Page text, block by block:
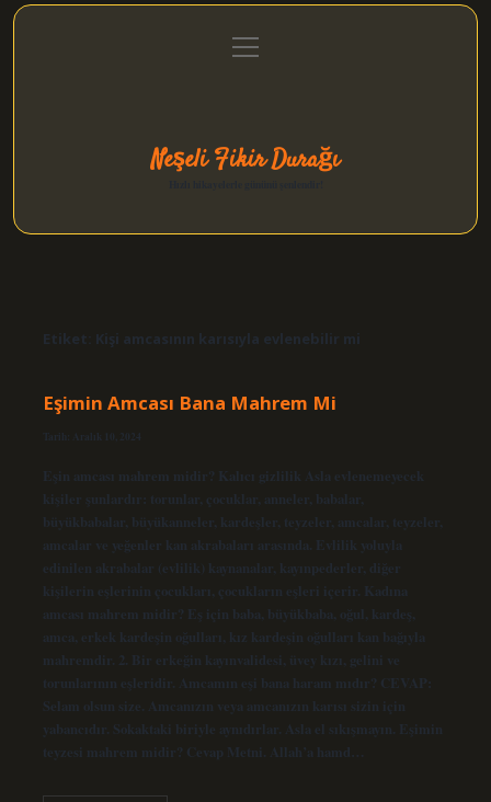
Gizlilik Politikası
menüyü
aç
Neşeli Fikir Durağı
Etiket: Kişi amcasının karısıyla evlenebilir mi
Eşimin Amcası Bana Mahrem Mi
Tarih: Aralık 10, 2024
Eşin amcası mahrem midir? Kalıcı gizlilik Asla evlenemeyecek
kişiler şunlardır: torunlar, çocuklar, anneler, babalar,
büyükbabalar, büyükanneler, kardeşler, teyzeler, amcalar, teyzeler,
amcalar ve yeğenler kan akrabaları arasında. Evlilik yoluyla
edinilen akrabalar (evlilik) kaynanalar, kayınpederler, diğer
kişilerin eşlerinin çocukları, çocukların eşleri içerir. Kadına
amcası mahrem midir? Eş için baba, büyükbaba, oğul, kardeş,
amca, erkek kardeşin oğulları, kız kardeşin oğulları kan bağıyla
mahremdir. 2. Bir erkeğin kayınvalidesi, üvey kızı, gelini ve
torunlarının eşleridir. Amcamın eşi bana haram mıdır? CEVAP:
Selam olsun size. Amcanızın veya amcanızın karısı sizin için
yabancıdır. Sokaktaki biriyle aynıdırlar. Asla el sıkışmayın. Eşimin
teyzesi mahrem midir? Cevap Metni. Allah’a hamd…